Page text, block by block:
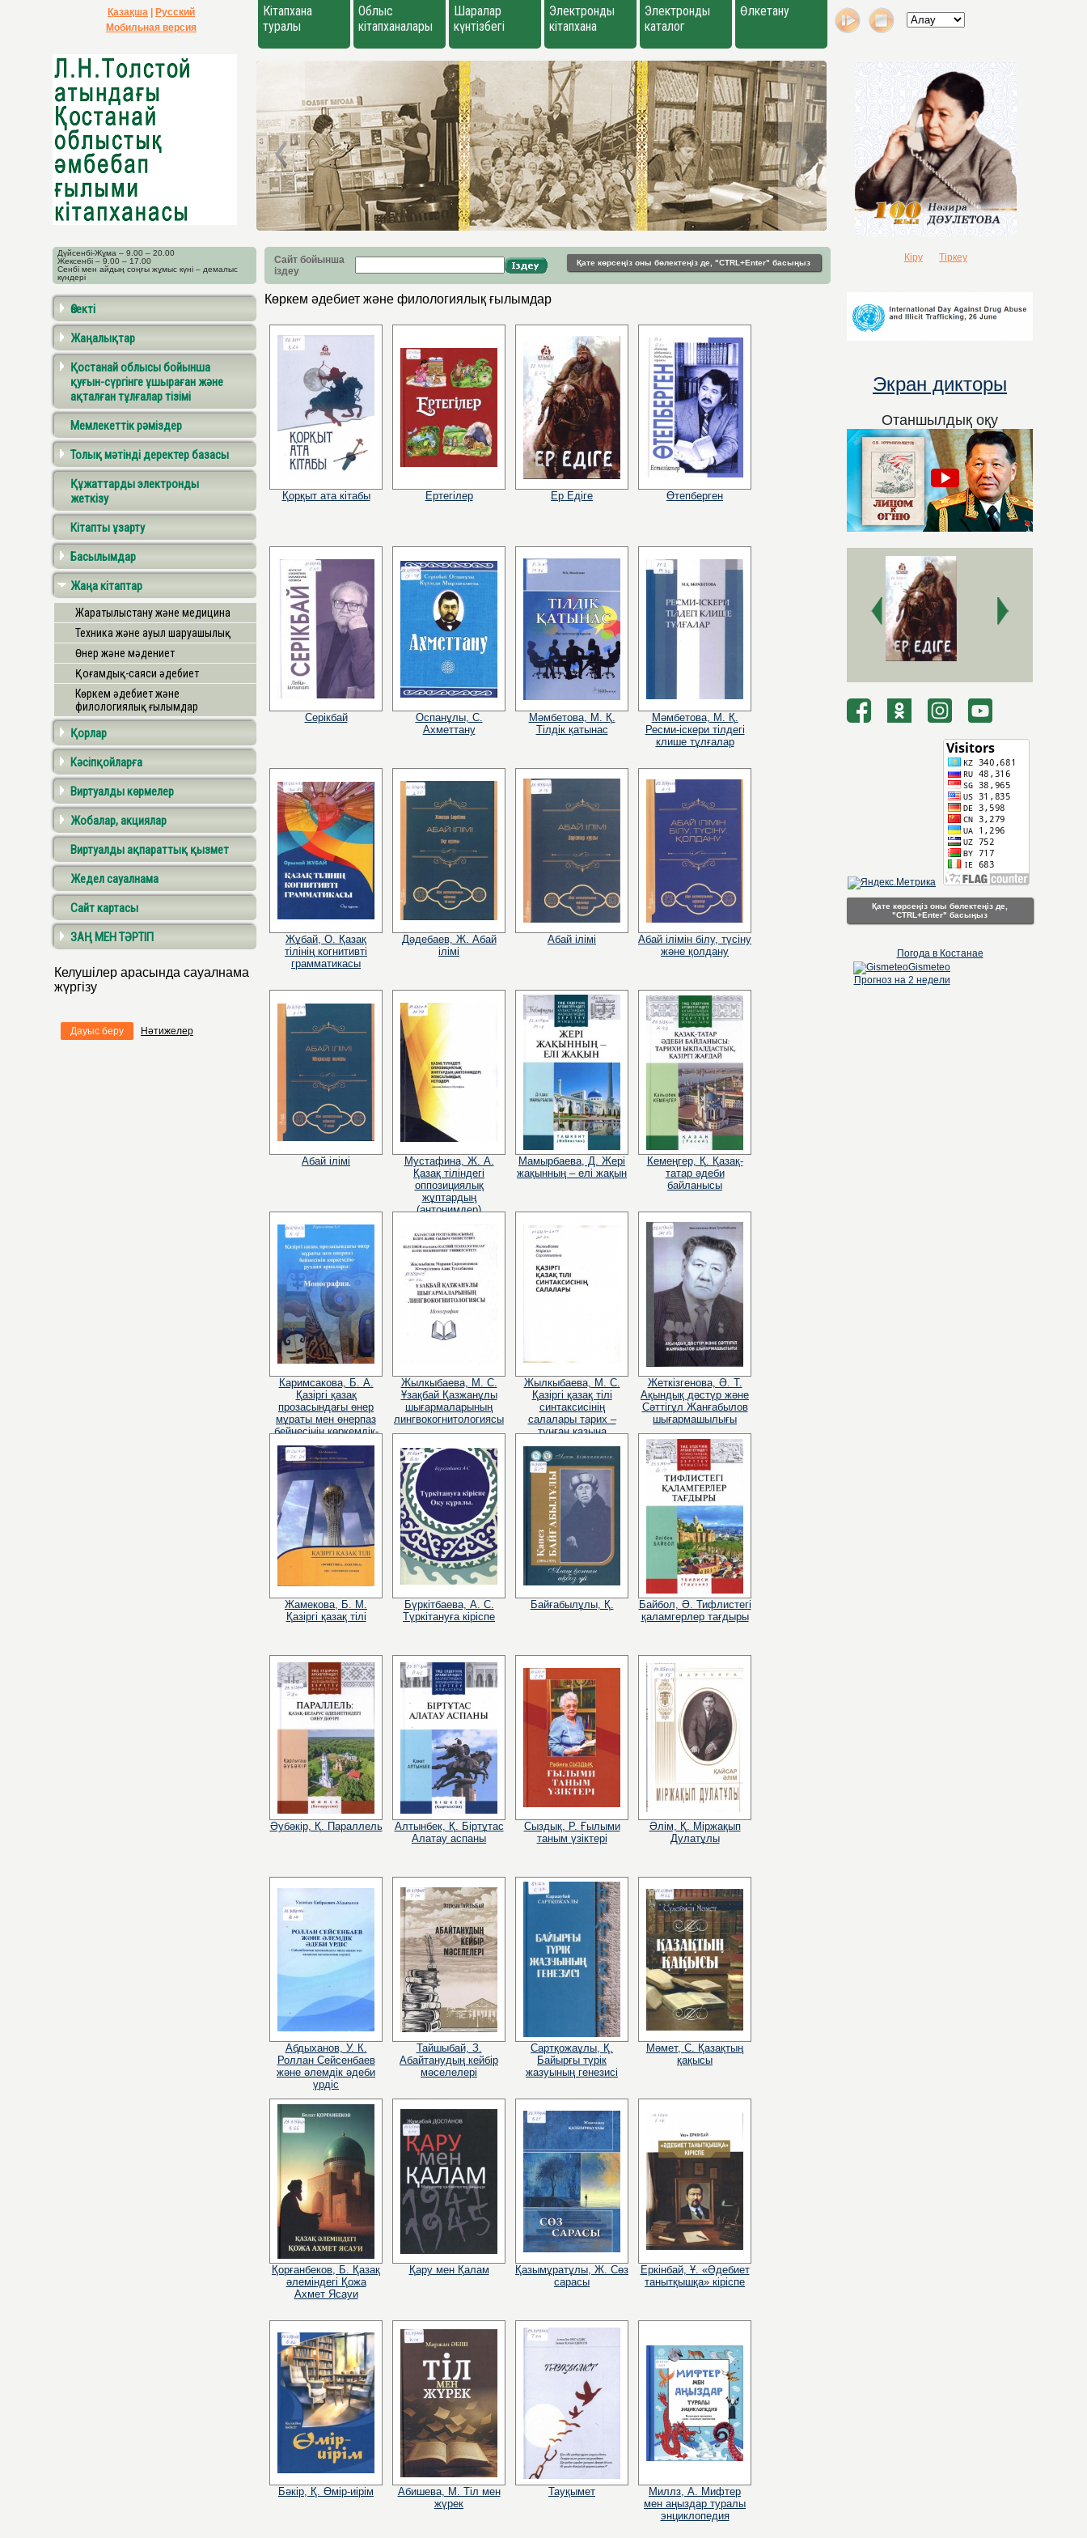
Қазақша
Русский
Мобильная версия
Кітапхана
туралы
Облыс
кітапханалары
Шаралар
күнтізбегі
Электронды
кітапхана
Электронды
каталог
Өлкетану
Дүйсенбі-Жұма – 9.00 – 20.00
Жексенбі – 9.00 – 17.00
Сенбі мен айдың соңғы жұмыс күні – демалыс
күндері
Сайт бойынша
іздеу
Қате көрсеңіз оны бөлектеңіз де, "CTRL+Enter" басыңыз Кіру Тіркеу
Өзекті
Жаңалықтар
Қостанай облысы бойынша
қуғын-сүргінге ұшыраған және
ақталған тұлғалар тізімі
Мемлекеттік рәміздер
Толық мәтінді деректер базасы
Құжаттарды электронды
жеткізу
Кітапты ұзарту
Басылымдар
Жаңа кітаптар
Жаратылыстану және медицина
Техника және ауыл шаруашылық
Өнер және мәдениет
Қоғамдық-саяси әдебиет
Көркем әдебиет және
филологиялық ғылымдар
Қорлар
Кәсіпқойларға
Виртуалды көрмелер
Жобалар, акциялар
Виртуалды ақпараттық қызмет
Жедел сауалнама
Сайт картасы
ЗАҢ МЕН ТӘРТІП
Келушілер арасында сауалнама
жүргізу
Дауыс беру Нәтижелер
Көркем әдебиет және филологиялық ғылымдар
Қорқыт ата кітабы Ертегілер Ер Едіге Өтепберген
Серікбай
Оспанұлы, С.
Ахметтану
Мәмбетова, М. Қ.
Тілдік қатынас
Мәмбетова, М. Қ.
Ресми-іскери тілдегі
клише тұлғалар
Жұбай, О. Қазақ
тілінің когнитивті
грамматикасы
Дәдебаев, Ж. Абай
ілімі
Абай ілімі
Абай ілімін білу, түсіну
және қолдану
Абай ілімі
Мустафина, Ж. А.
Қазақ тіліндегі
оппозициялық
жұптардың
(антонимдер)
негіздері
Мамырбаева, Д. Жері
жақынның – елі жақын
Кемеңгер, Қ. Қазақ-
татар әдеби
байланысы
Каримсакова, Б. А.
Қазіргі қазақ
прозасындағы өнер
мұраты мен өнерпаз
бейнесінің көркемдік-
рухани арналары
Жылкыбаева, М. С.
Ұзақбай Қазжанұлы
шығармаларының
лингвокогнитологиясы
Жылкыбаева, М. С.
Қазіргі қазақ тілі
синтаксисінің
салалары тарих –
тұнған қазына
Жеткізгенова, Ә. Т.
Ақындық дәстүр және
Сәттігұл Жанғабылов
шығармашылығы
Жамекова, Б. М.
Қазіргі қазақ тілі
Бүркітбаева, А. С.
Түркітануға кіріспе
Байғабылұлы, Қ.
Байбол, Ә. Тифлистегі
қаламгерлер тағдыры
Әубәкір, Қ. Параллель
Алтынбек, Қ. Біртұтас
Алатау аспаны
Сыздық, Р. Ғылыми
таным үзіктері
Әлім, Қ. Міржақып
Дулатұлы
Абдыханов, У. К.
Роллан Сейсенбаев
және әлемдік әдеби
үрдіс
Тайшыбай, З.
Абайтанудың кейбір
мәселелері
Сартқожаұлы, Қ.
Байырғы түрік
жазуының генезисі
Мәмет, С. Қазақтың
қақысы
Қорғанбеков, Б. Қазақ
әлеміндегі Қожа
Ахмет Ясауи
Қару мен Қалам
Қазымұратұлы, Ж. Сөз
сарасы
Еркінбай, Ұ. «Әдебиет
танытқышқа» кіріспе
Бәкір, Қ. Өмір-иірім
Абишева, М. Тіл мен
жүрек
Тауқымет
Миллз, А. Мифтер
мен аңыздар туралы
энциклопедия
Экран дикторы
Отаншылдық оқу
Қате көрсеңіз оны бөлектеңіз де,
"CTRL+Enter" басыңыз
Погода в Костанае
Gismeteo
Прогноз на 2 недели